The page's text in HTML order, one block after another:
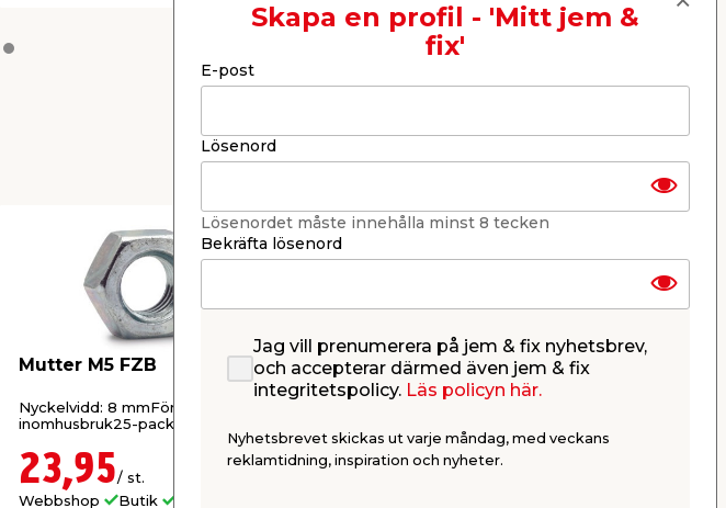
Mutter M5 FZB
Nyckelvidd: 8 mmFör
inomhusbruk25-pack
23,95/ st.
Webbshop
Butik
Bricka M5 5,3x10x1 mm
22,95
Skapa en profil - 'Mitt jem &
fix'
E-post
Lösenord
Lösenordet måste innehålla minst 8 tecken
Bekräfta lösenord
Jag vill prenumerera på jem & fix nyhetsbrev,
och accepterar därmed även jem & fix
integritetspolicy. Läs policyn här.
Nyhetsbrevet skickas ut varje måndag, med veckans
reklamtidning, inspiration och nyheter.